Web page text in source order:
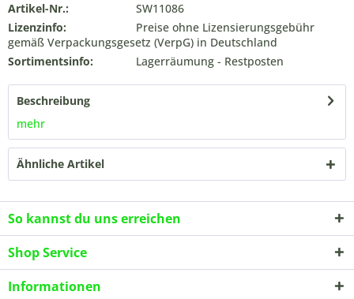
Artikel-Nr.:
SW11086
Lizenzinfo:
Preise ohne Lizensierungsgebühr
gemäß Verpackungsgesetz (VerpG) in Deutschland
Sortimentsinfo:
Lagerräumung - Restposten
Beschreibung
mehr
Ähnliche Artikel
So kannst du uns erreichen
Shop Service
Informationen